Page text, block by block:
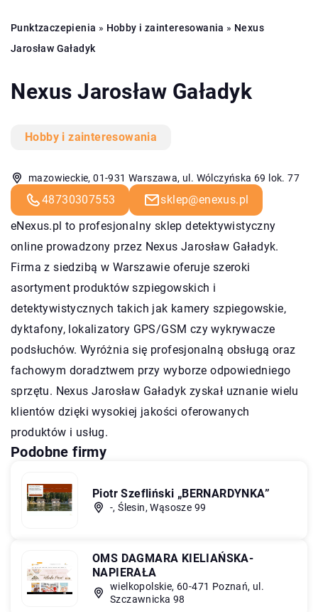
Punktzaczepienia » Hobby i zainteresowania » Nexus
Jarosław Gaładyk
Nexus Jarosław Gaładyk
Hobby i zainteresowania
mazowieckie, 01-931 Warszawa, ul. Wólczyńska 69 lok. 77
48730307553
sklep@enexus.pl
eNexus.pl to profesjonalny sklep detektywistyczny
online prowadzony przez Nexus Jarosław Gaładyk.
Firma z siedzibą w Warszawie oferuje szeroki
asortyment produktów szpiegowskich i
detektywistycznych takich jak kamery szpiegowskie,
dyktafony, lokalizatory GPS/GSM czy wykrywacze
podsłuchów. Wyróżnia się profesjonalną obsługą oraz
fachowym doradztwem przy wyborze odpowiedniego
sprzętu. Nexus Jarosław Gaładyk zyskał uznanie wielu
klientów dzięki wysokiej jakości oferowanych
produktów i usług.
Podobne firmy
Piotr Szefliński „BERNARDYNKA”
-, Ślesin, Wąsosze 99
OMS DAGMARA KIELIAŃSKA-
NAPIERAŁA
wielkopolskie, 60-471 Poznań, ul.
Szczawnicka 98